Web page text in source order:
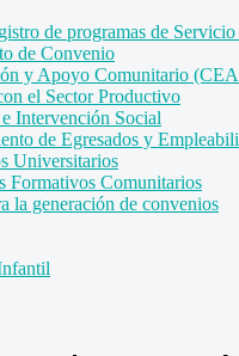
de programas de
de Convenio
y Apoyo Comunitario
el Sector Productivo
Intervención Social
de Egresados y
Universitarios
Formativos Comunitarios
la generación de convenios